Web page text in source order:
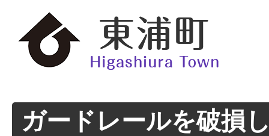
ガードレールを破損